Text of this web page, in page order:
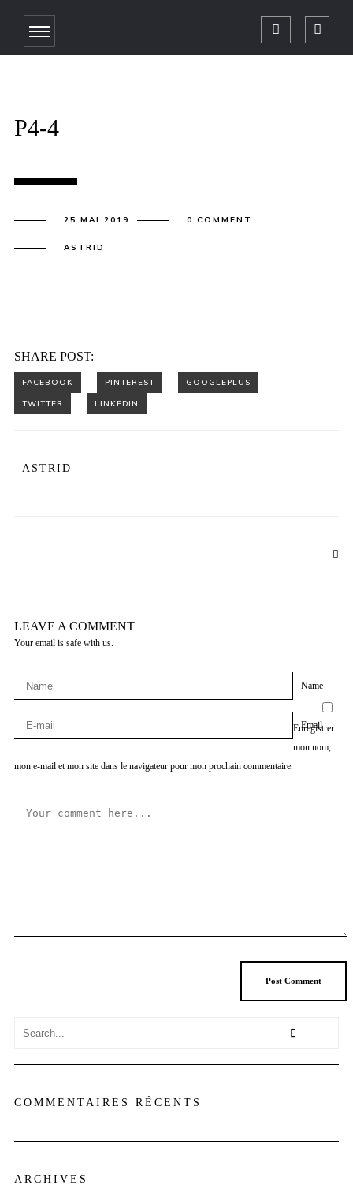
P4-4
25 MAI 2019 0 COMMENT
ASTRID
SHARE POST:
ASTRID
LEAVE A COMMENT
Your email is safe with us.
Name
Email
Enregistrer
mon nom,
mon e-mail et mon site dans le navigateur pour mon prochain commentaire.
COMMENTAIRES RÉCENTS
ARCHIVES